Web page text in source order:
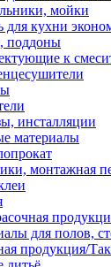
мойки
для кухни
поддоны
к
инсталляции
материалы
монтажная
для полов,
продукция/